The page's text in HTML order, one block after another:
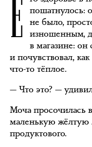
пошатнулось:
не было,
изношенным,
в магазине: он
и почувствовал,
что-то тёплое.
— Что это? —
Моча просочилась
маленькую жёлтую
продуктового.